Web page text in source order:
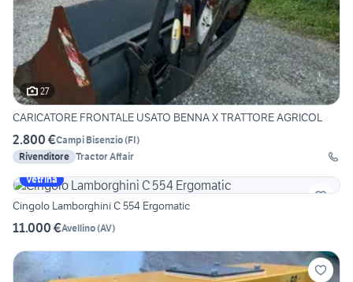
27
CARICATORE FRONTALE USATO BENNA X TRATTORE AGRICOL
2.800 €Campi Bisenzio(FI)
Rivenditore Tractor Affair
Vetrina
Cingolo Lamborghini C 554 Ergomatic
11.000 €Avellino(AV)